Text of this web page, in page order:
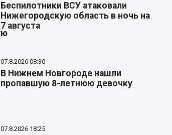
Беспилотники ВСУ атаковали
Нижегородскую область в ночь на
7 августа
07.8.2026 08:30
В Нижнем Новгороде нашли
пропавшую 8-летнюю девочку
07.8.2026 18:25